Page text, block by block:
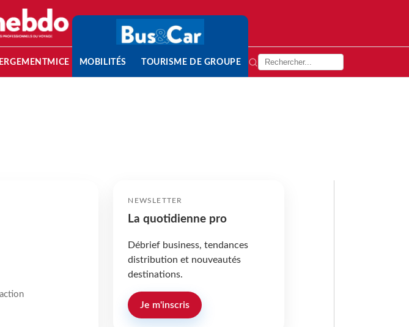
MICE MOBILITÉS TOURISME DE GROUPE
NEWSLETTER
La quotidienne pro
Débrief business, tendances
distribution et nouveautés
destinations.
Je m'inscris